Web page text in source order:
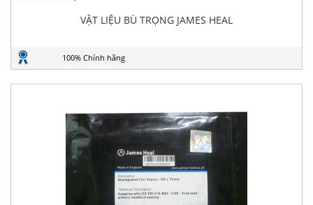
VẬT LIỆU BÙ TRỌNG JAMES HEAL
100% Chính hãng